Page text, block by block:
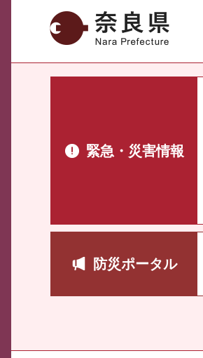
奈良県
緊急・災害情報
防災ポータル